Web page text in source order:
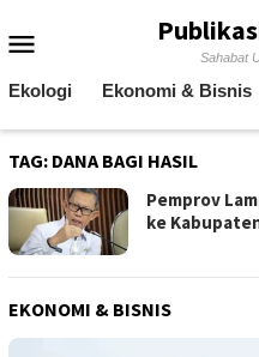
to
Sahabat
Ekologi Ekonomi & Bisnis
TAG: DANA BAGI HASIL
Pemprov
ke
EKONOMI & BISNIS